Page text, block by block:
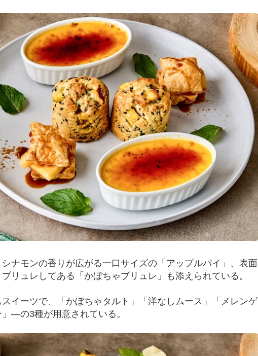
ナモンの香りが広がる一口サイズの「アップルパイ」、表面
リュレしてある「かぼちゃブリュレ」も添えられている。
イーツで、「かぼちゃタルト」「洋なしムース」「メレンゲ
―の3種が用意されている。